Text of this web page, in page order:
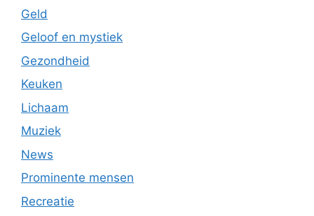
Geld
Geloof en mystiek
Gezondheid
Keuken
Lichaam
Muziek
News
Prominente mensen
Recreatie